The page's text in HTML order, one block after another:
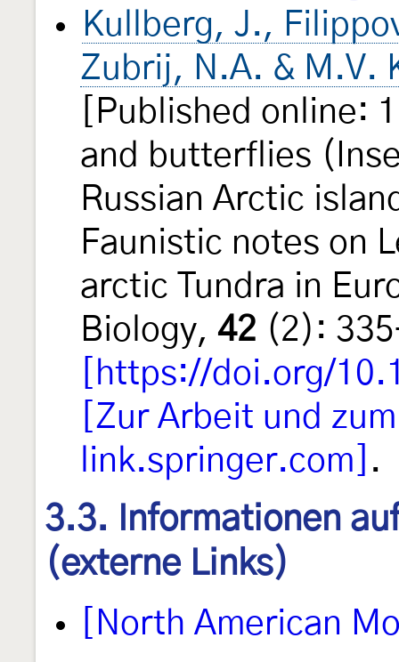
Kullberg, J.,
Zubrij, N.A. & M.V.
[Published online:
and butterflies
Russian Arctic
Faunistic notes on
arctic Tundra in
Biology, 42 (2):
[https://doi.org/
[Zur Arbeit und
link.springer.com] .
3.3. Informationen
(externe Links)
[North American